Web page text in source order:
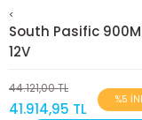
<
South Pasific
12V
44.121,00 TL
41.914,95 TL
%5